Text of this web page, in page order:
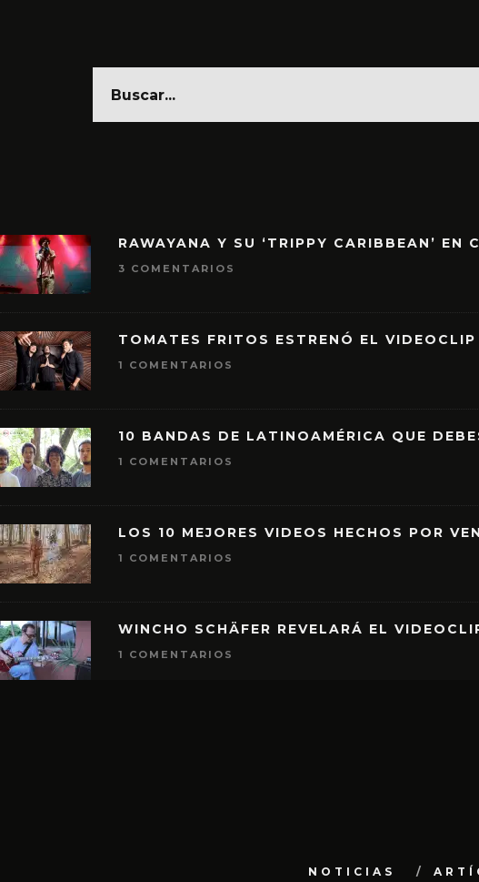
RAWAYANA Y SU ‘TRIPPY CARIBBEAN’ EN
3 COMENTARIOS
TOMATES FRITOS ESTRENÓ EL
1 COMENTARIOS
10 BANDAS DE LATINOAMÉRICA QUE
1 COMENTARIOS
LOS 10 MEJORES VIDEOS HECHOS POR
1 COMENTARIOS
WINCHO SCHÄFER REVELARÁ EL
1 COMENTARIOS
NOTICIAS